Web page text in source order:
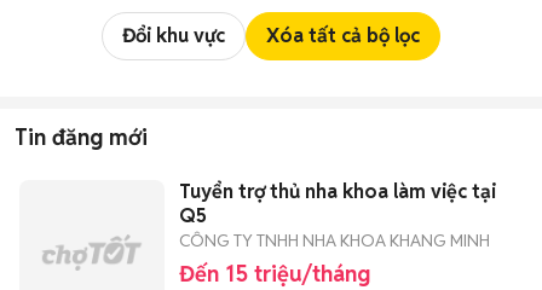
Đổi khu vực Xóa tất cả bộ lọc
Tin đăng mới
Tuyển trợ thủ nha khoa làm việc tại
Q5
CÔNG TY TNHH NHA KHOA KHANG MINH
Đến 15 triệu/tháng